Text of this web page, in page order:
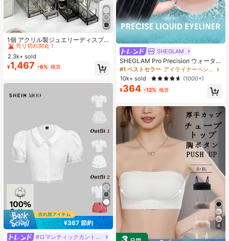
1個 アクリル製ジュエリーディスプ
レイボックス、ピアス ネックレス ブ
レスレット収納ボックス、防塵収納
ボックス、寝室のドレッサーに最
適、収納バッグ、メイクブラシホル
クリスマスギフト、クリエイティブ
#2 ベストセラー
売り切れ間近！
#2 ベストセラー
売り切れ間近！
#2 ベストセラー
売り切れ間近！
#2 ベストセラー
収納引き出し メイクアップオーガナイザー
2.3k+ sold
¥1,467 -6% 概算
¥367 節約
#ロマンティックカントリー
SHEGLAM
SHEGLAM Pro Precision ウォータ
ープルーフリキッドアイライナー-Bl
ack 女性と女の子のためのブランド
ビューティーコスメメイクアップ
#1 ベストセラー
アイライナーペンシル アイライナー
10k+ sold
(1000+)
¥364 -12% 概算
4